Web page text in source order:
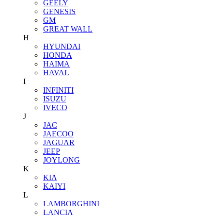
GEELY
GENESIS
GM
GREAT WALL
H
HYUNDAI
HONDA
HAIMA
HAVAL
I
INFINITI
ISUZU
IVECO
J
JAC
JAECOO
JAGUAR
JEEP
JOYLONG
K
KIA
KAIYI
L
LAMBORGHINI
LANCIA